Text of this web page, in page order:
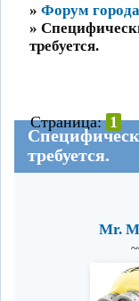
» Форум
»
требуется.
требуется.
Страница: 1
Mr.